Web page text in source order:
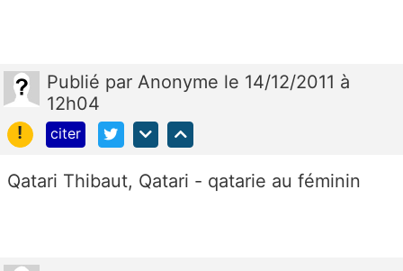
Publié par Anonyme le 14/12/2011 à
12h04
!
citer
Qatari Thibaut, Qatari - qatarie au féminin